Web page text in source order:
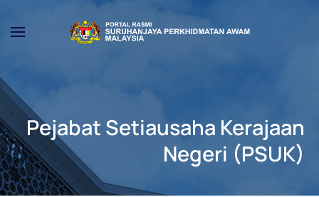
Skip to main content
Pejabat Setiausaha Kerajaan
Negeri (PSUK)